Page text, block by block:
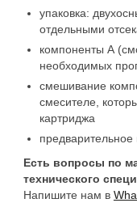
упаковка:
отдельными
компоненты А
необходимых
смешивание
смесителе,
картриджа
Есть вопросы по
технического
Напишите нам в